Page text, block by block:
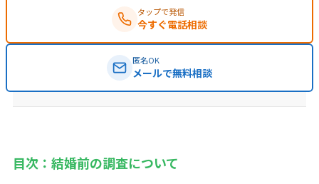
タップで発信
今すぐ電話相談
匿名OK
メールで無料相談
目次：結婚前の調査について